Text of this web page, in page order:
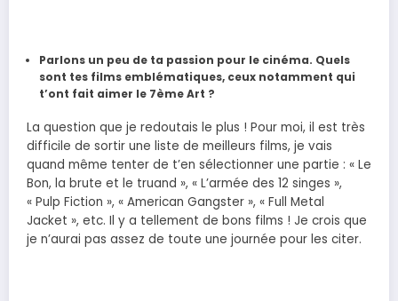
Parlons un peu de ta passion pour le cinéma. Quels
sont tes films emblématiques, ceux notamment qui
t’ont fait aimer le 7ème Art ?
La question que je redoutais le plus ! Pour moi, il est très
difficile de sortir une liste de meilleurs films, je vais
quand même tenter de t’en sélectionner une partie : « Le
Bon, la brute et le truand », « L’armée des 12 singes »,
« Pulp Fiction », « American Gangster », « Full Metal
Jacket », etc. Il y a tellement de bons films ! Je crois que
je n’aurai pas assez de toute une journée pour les citer.